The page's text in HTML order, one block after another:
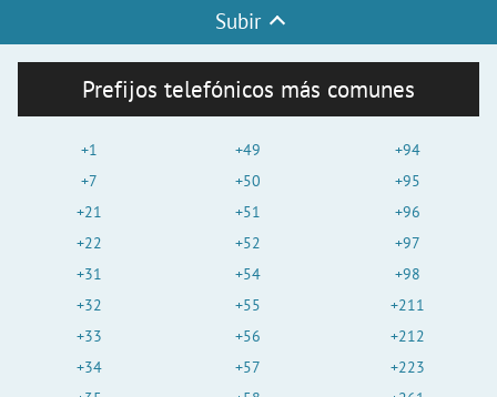
Subir
Prefijos telefónicos más comunes
+1
+7
+21
+22
+31
+32
+33
+34
+49
+50
+51
+52
+54
+55
+56
+57
+94
+95
+96
+97
+98
+211
+212
+223